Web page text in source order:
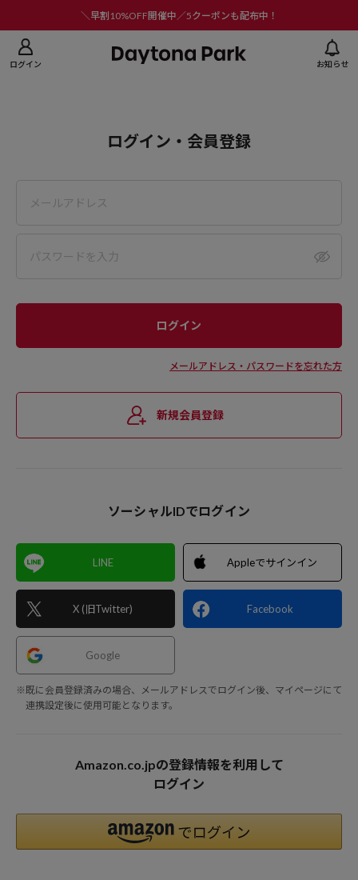
＼早割10%OFF開催中／5クーポンも配布中！
ログイン お知らせ
ログイン・会員登録
メールアドレス・パスワードを忘れた方
新規会員登録
ソーシャルIDでログイン
LINE
X (旧Twitter)
Appleでサインイン
Facebook
Google
※既に会員登録済みの場合、メールアドレスでログイン後、マイページにて
連携設定後に使用可能となります。
Amazon.co.jpの登録情報を利用して
ログイン